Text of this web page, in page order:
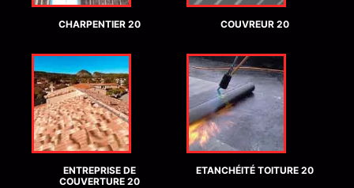
CHARPENTIER 20 COUVREUR 20
ENTREPRISE DE
COUVERTURE 20
ETANCHÉITÉ TOITURE 20